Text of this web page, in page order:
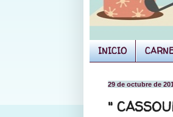
INICIO
29 de octubre de
"